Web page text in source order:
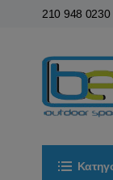
210 948 0230